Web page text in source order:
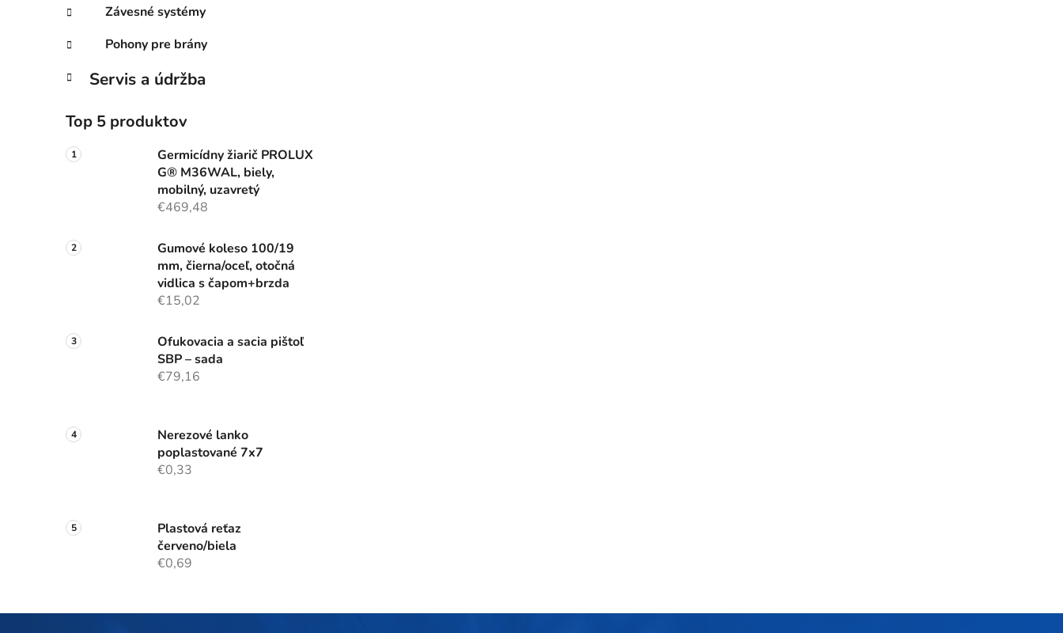
Závesné systémy
Pohony pre brány
Servis a údržba
Top 5 produktov
Germicídny žiarič PROLUX
G® M36WAL, biely,
mobilný, uzavretý
€469,48
Gumové koleso 100/19
mm, čierna/oceľ, otočná
vidlica s čapom+brzda
€15,02
Ofukovacia a sacia pištoľ
SBP – sada
€79,16
Nerezové lanko
poplastované 7x7
€0,33
Plastová reťaz
červeno/biela
€0,69